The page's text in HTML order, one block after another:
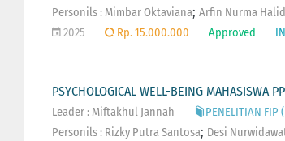
Personils : Mimbar Oktaviana; Arfin Nurma
2025 Rp. 15.000.000 Approved
PSYCHOLOGICAL WELL-BEING MAHASISWA
Leader : Miftakhul Jannah
PENELITIAN FIP
Personils : Rizky Putra Santosa; Desi